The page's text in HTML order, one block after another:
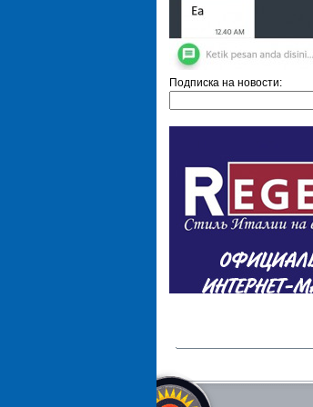
Подписка на новости: